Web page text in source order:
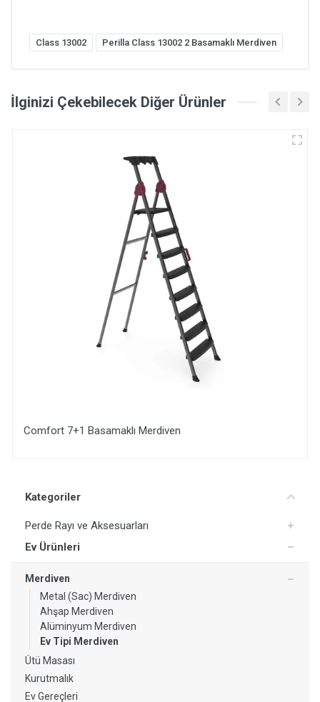
Kategoriler
Perde Rayı ve Aksesuarları
Ev Ürünleri
Merdiven
Metal (Sac) Merdiven
Ahşap Merdiven
Alüminyum Merdiven
Ev Tipi Merdiven
Ütü Masası
Kurutmalık
Ev Gereçleri
Class 13002 Perilla Class 13002 2 Basamaklı Merdiven
İlginizi Çekebilecek Diğer Ürünler
Comfort 7+1 Basamaklı Merdiven